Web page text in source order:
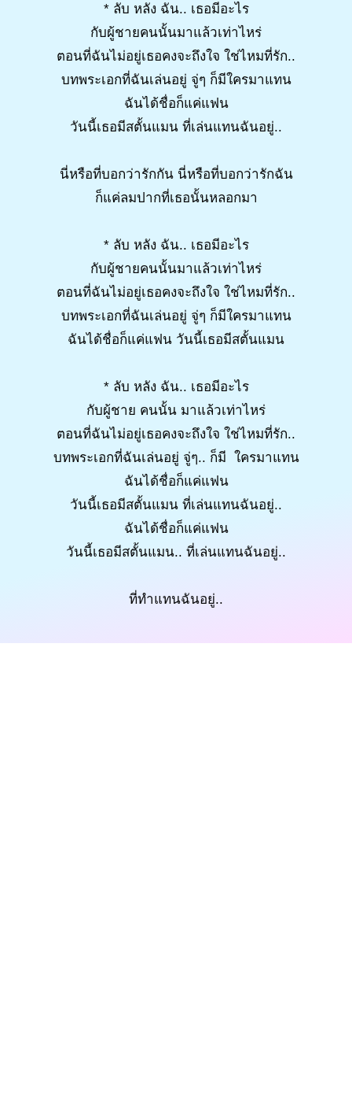
* ลับ หลัง ฉัน.. เธอมีอะไร
กับผู้ชายคนนั้นมาแล้วเท่าไหร่
ตอนที่ฉันไม่อยู่เธอคงจะถึงใจ ใช่ไหมที่รัก..
บทพระเอกที่ฉันเล่นอยู่ จู่ๆ ก็มีใครมาแทน
ฉันได้ชื่อก็แค่แฟน
วันนี้เธอมีสตั้นแมน ที่เล่นแทนฉันอยู่..
นี่หรือที่บอกว่ารักกัน นี่หรือที่บอกว่ารักฉัน
ก็แค่ลมปากที่เธอนั้นหลอกมา
* ลับ หลัง ฉัน.. เธอมีอะไร
กับผู้ชายคนนั้นมาแล้วเท่าไหร่
ตอนที่ฉันไม่อยู่เธอคงจะถึงใจ ใช่ไหมที่รัก..
บทพระเอกที่ฉันเล่นอยู่ จู่ๆ ก็มีใครมาแทน
ฉันได้ชื่อก็แค่แฟน วันนี้เธอมีสตั้นแมน
* ลับ หลัง ฉัน.. เธอมีอะไร
กับผู้ชาย คนนั้น มาแล้วเท่าไหร่
ตอนที่ฉันไม่อยู่เธอคงจะถึงใจ ใช่ไหมที่รัก..
บทพระเอกที่ฉันเล่นอยู่ จู่ๆ.. ก็มี ใครมาแทน
ฉันได้ชื่อก็แค่แฟน
วันนี้เธอมีสตั้นแมน ที่เล่นแทนฉันอยู่..
ฉันได้ชื่อก็แค่แฟน
วันนี้เธอมีสตั้นแมน.. ที่เล่นแทนฉันอยู่..
ที่ทำแทนฉันอยู่..